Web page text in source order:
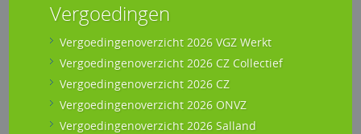
Vergoedingen
Vergoedingenoverzicht 2026 VGZ Werkt
Vergoedingenoverzicht 2026 CZ Collectief
Vergoedingenoverzicht 2026 CZ
Vergoedingenoverzicht 2026 ONVZ
Vergoedingenoverzicht 2026 Salland